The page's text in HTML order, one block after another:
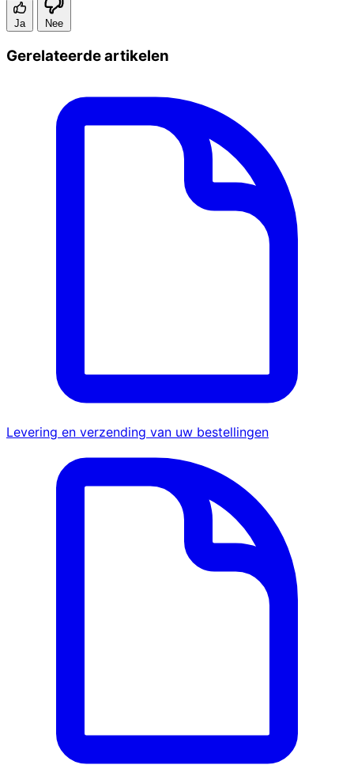
Ja Nee
Gerelateerde artikelen
Levering en verzending van uw bestellingen